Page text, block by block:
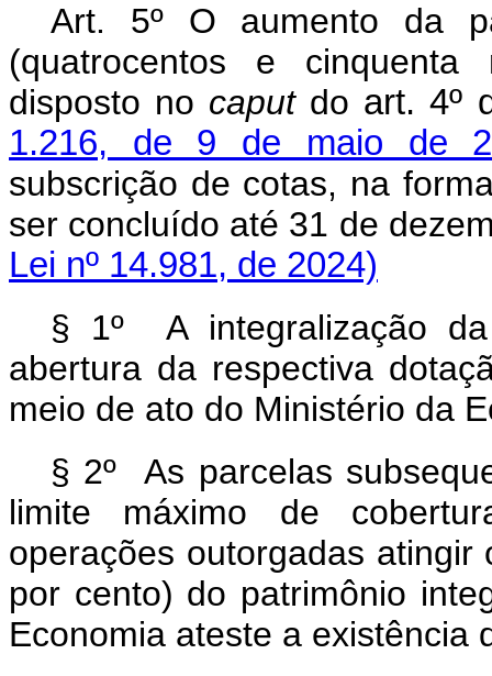
Art. 5º O aumento da
(quatrocentos e
disposto no caputdo art. 4º
1.216, de 9 de maio de
subscrição de cotas, na
ser concluído até 31 de
Lei nº 14.981, de 2024)
§ 1º A integralização
abertura da respectiva
meio de ato do Ministério da
§ 2º As parcelas
limite máximo de
operações outorgadas
por cento) do patrimônio
Economia ateste a existência